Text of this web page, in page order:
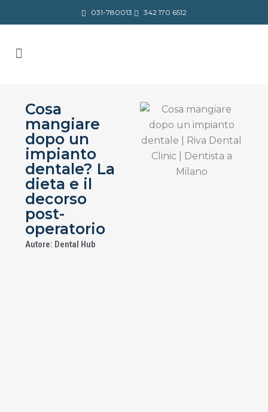
031-780013 342 170 6512
Cosa
mangiare
dopo un
impianto
dentale? La
dieta e il
decorso
post-
operatorio
Autore: Dental Hub